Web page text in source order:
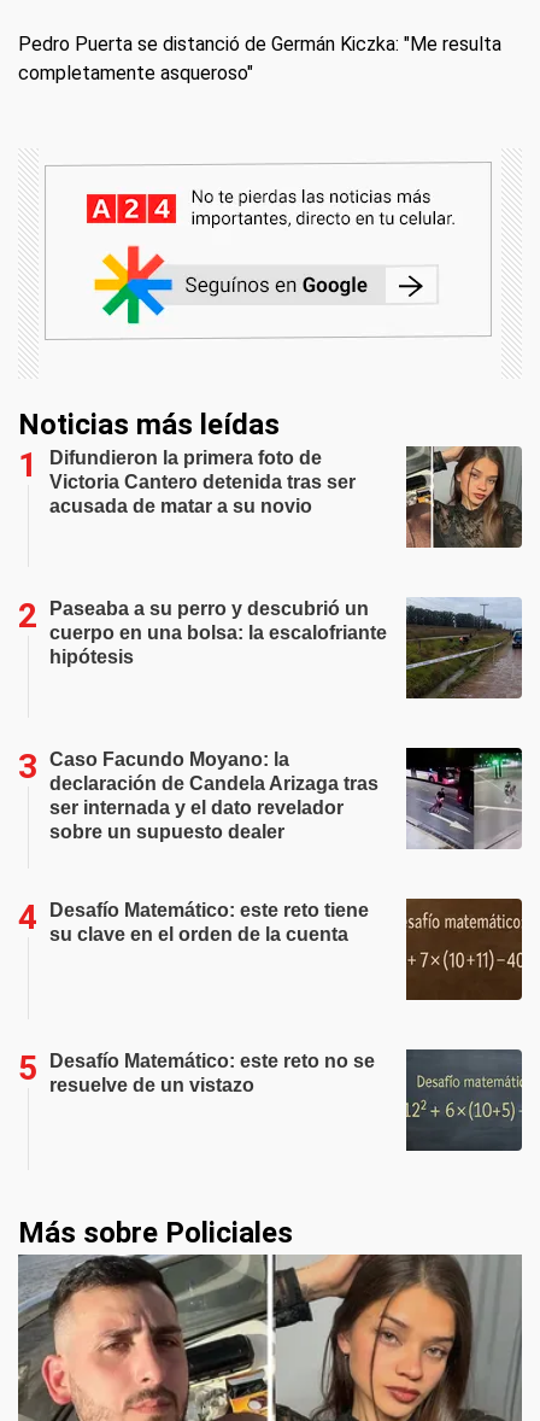
Pedro Puerta se distanció de Germán Kiczka: "Me resulta
completamente asqueroso"
Noticias más leídas
Difundieron la primera foto de
Victoria Cantero detenida tras ser
acusada de matar a su novio
Paseaba a su perro y descubrió un
cuerpo en una bolsa: la escalofriante
hipótesis
Caso Facundo Moyano: la
declaración de Candela Arizaga tras
ser internada y el dato revelador
sobre un supuesto dealer
Desafío Matemático: este reto tiene
su clave en el orden de la cuenta
Desafío Matemático: este reto no se
resuelve de un vistazo
Más sobre Policiales